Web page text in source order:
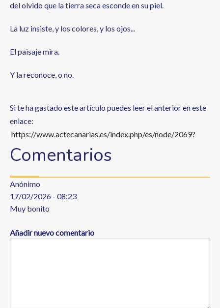
del olvido que la tierra seca esconde en su piel.
La luz insiste, y los colores, y los ojos...
El paisaje mira.
Y la reconoce, o no.
Si te ha gastado este artículo puedes leer el anterior en este
enlace:
https://www.actecanarias.es/index.php/es/node/2069?
Comentarios
Anónimo
17/02/2026 - 08:23
Muy bonito
Añadir nuevo comentario